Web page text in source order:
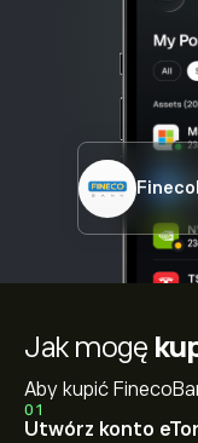
Jak mogę
Aby kupić
01
Utwórz konto